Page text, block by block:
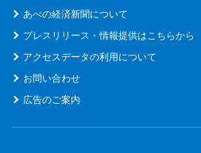
あべの経済新聞について
プレスリリース・情報提供はこちらから
アクセスデータの利用について
お問い合わせ
広告のご案内